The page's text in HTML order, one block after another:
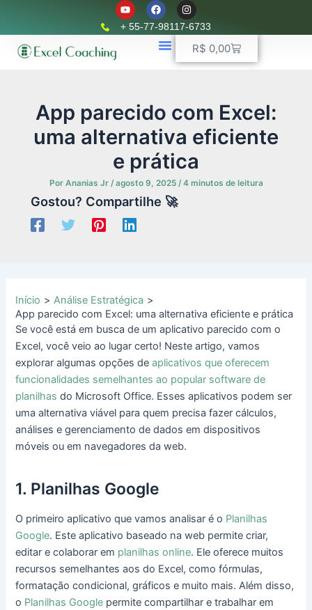
conteúdo
Y
o
u
t
F
a
c
e
b
o
I
n
s
t
r
+ 55-77-98117-6733
R$ 0,00Carrinho
App parecido com Excel:
uma alternativa eficiente
e prática
Por Ananias Jr /agosto 9, 2025 /4 minutos de leitura
Gostou? Compartilhe 🚀
Início
Análise Estratégica
App parecido com Excel: uma alternativa eficiente e prática
Se você está em busca de um aplicativo parecido com o
Excel, você veio ao lugar certo! Neste artigo, vamos
explorar algumas opções deaplicativos que oferecem
funcionalidades semelhantes ao popular software de
planilhas do Microsoft Office. Esses aplicativos podem ser
uma alternativa viável para quem precisa fazer cálculos,
análises e gerenciamento de dados em dispositivos
móveis ou em navegadores da web.
1. Planilhas Google
O primeiro aplicativo que vamos analisar é o Planilhas
Google. Este aplicativo baseado na web permite criar,
editar e colaborar em planilhas online. Ele oferece muitos
recursos semelhantes aos do Excel, como fórmulas,
formatação condicional, gráficos e muito mais. Além disso,
o Planilhas Google permite compartilhar e trabalhar em